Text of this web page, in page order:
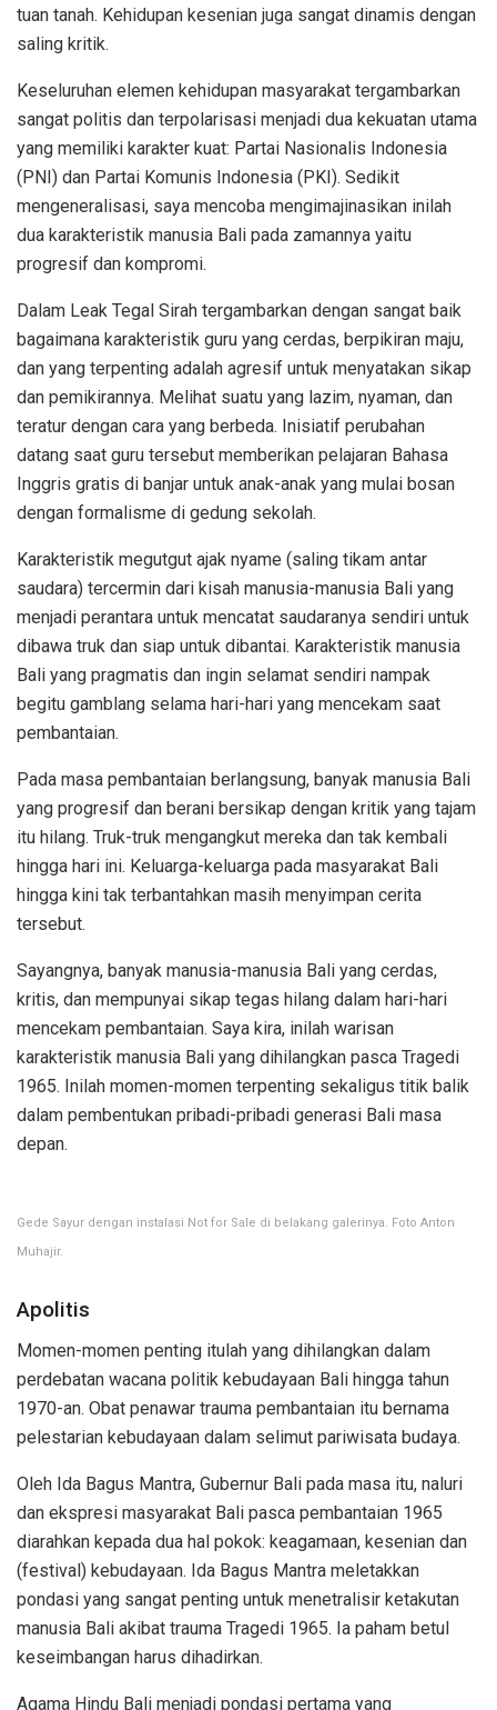
tuan tanah. Kehidupan kesenian juga sangat dinamis dengan
saling kritik.
Keseluruhan elemen kehidupan masyarakat tergambarkan
sangat politis dan terpolarisasi menjadi dua kekuatan utama
yang memiliki karakter kuat: Partai Nasionalis Indonesia
(PNI) dan Partai Komunis Indonesia (PKI). Sedikit
mengeneralisasi, saya mencoba mengimajinasikan inilah
dua karakteristik manusia Bali pada zamannya yaitu
progresif dan kompromi.
Dalam Leak Tegal Sirah tergambarkan dengan sangat baik
bagaimana karakteristik guru yang cerdas, berpikiran maju,
dan yang terpenting adalah agresif untuk menyatakan sikap
dan pemikirannya. Melihat suatu yang lazim, nyaman, dan
teratur dengan cara yang berbeda. Inisiatif perubahan
datang saat guru tersebut memberikan pelajaran Bahasa
Inggris gratis di banjar untuk anak-anak yang mulai bosan
dengan formalisme di gedung sekolah.
Karakteristik megutgut ajak nyame (saling tikam antar
saudara) tercermin dari kisah manusia-manusia Bali yang
menjadi perantara untuk mencatat saudaranya sendiri untuk
dibawa truk dan siap untuk dibantai. Karakteristik manusia
Bali yang pragmatis dan ingin selamat sendiri nampak
begitu gamblang selama hari-hari yang mencekam saat
pembantaian.
Pada masa pembantaian berlangsung, banyak manusia Bali
yang progresif dan berani bersikap dengan kritik yang tajam
itu hilang. Truk-truk mengangkut mereka dan tak kembali
hingga hari ini. Keluarga-keluarga pada masyarakat Bali
hingga kini tak terbantahkan masih menyimpan cerita
tersebut.
Sayangnya, banyak manusia-manusia Bali yang cerdas,
kritis, dan mempunyai sikap tegas hilang dalam hari-hari
mencekam pembantaian. Saya kira, inilah warisan
karakteristik manusia Bali yang dihilangkan pasca Tragedi
1965. Inilah momen-momen terpenting sekaligus titik balik
dalam pembentukan pribadi-pribadi generasi Bali masa
depan.
Gede Sayur dengan instalasi Not for Sale di belakang galerinya. Foto Anton
Muhajir.
Apolitis
Momen-momen penting itulah yang dihilangkan dalam
perdebatan wacana politik kebudayaan Bali hingga tahun
1970-an. Obat penawar trauma pembantaian itu bernama
pelestarian kebudayaan dalam selimut pariwisata budaya.
Oleh Ida Bagus Mantra, Gubernur Bali pada masa itu, naluri
dan ekspresi masyarakat Bali pasca pembantaian 1965
diarahkan kepada dua hal pokok: keagamaan, kesenian dan
(festival) kebudayaan. Ida Bagus Mantra meletakkan
pondasi yang sangat penting untuk menetralisir ketakutan
manusia Bali akibat trauma Tragedi 1965. Ia paham betul
keseimbangan harus dihadirkan.
Agama Hindu Bali menjadi pondasi pertama yang